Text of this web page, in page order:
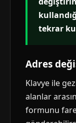
tekrar
Adres
Klavye ile
alanlar
formunu